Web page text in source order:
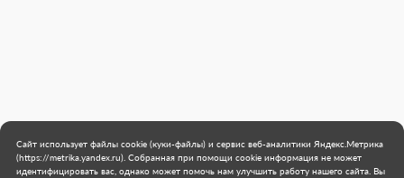
Сайт использует файлы cookie (куки-файлы) и сервис веб-аналитики Яндекс.Метрика
(https://metrika.yandex.ru). Собранная при помощи cookie информация не может
идентифицировать вас, однако может помочь нам улучшить работу нашего сайта. Вы